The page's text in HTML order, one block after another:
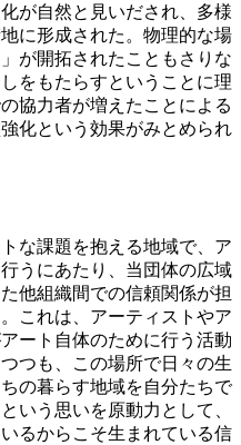
が自然と見いだされ、多様
に形成された。物理的な場
が開拓されたこともさりな
をもたらすということに理
協力者が増えたことによる
化という効果がみとめられ
な課題を抱える地域で、ア
うにあたり、当団体の広域
他組織間での信頼関係が担
これは、アーティストやア
ート自体のために行う活動
つも、この場所で日々の生
の暮らす地域を自分たちで
いう思いを原動力として、
るからこそ生まれている信